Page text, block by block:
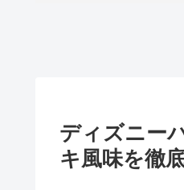
ディズニー
キ風味を徹